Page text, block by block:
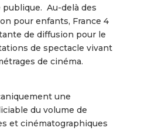
publique. Au-delà des
pour enfants, France 4
de diffusion pour le
de spectacle vivant
de cinéma.
une
du volume de
et cinématographiques